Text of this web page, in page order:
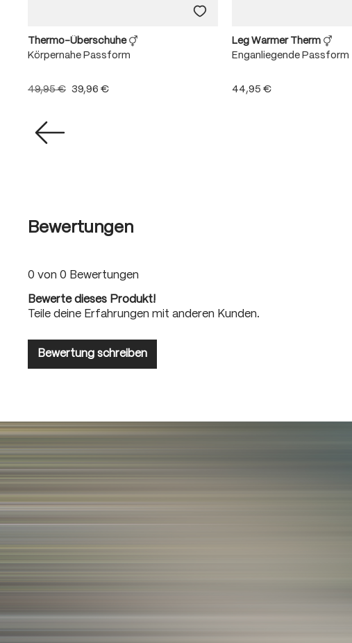
Thermo-Überschuhe
Körpernahe Passform
49,95 € 39,96 €
Leg Warmer Therm
Enganliegende Passform
44,95 €
Bewertungen
0 von 0 Bewertungen
Bewerte dieses Produkt!
Teile deine Erfahrungen mit anderen Kunden.
Bewertung schreiben